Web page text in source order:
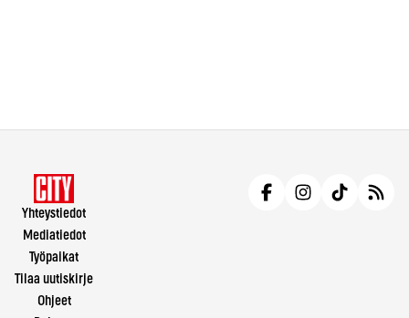
Yhteystiedot
Mediatiedot
Työpaikat
Tilaa uutiskirje
Ohjeet